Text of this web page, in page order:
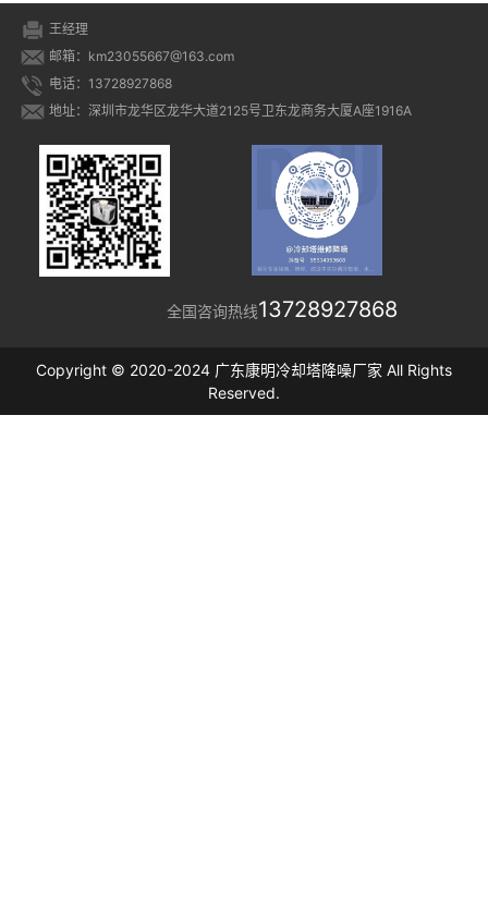
王经理
邮箱：km23055667@163.com
电话：13728927868
地址：深圳市龙华区龙华大道2125号卫东龙商务大厦A座1916A
全国咨询热线13728927868
Copyright © 2020-2024 广东康明冷却塔降噪厂家 All Rights
Reserved.